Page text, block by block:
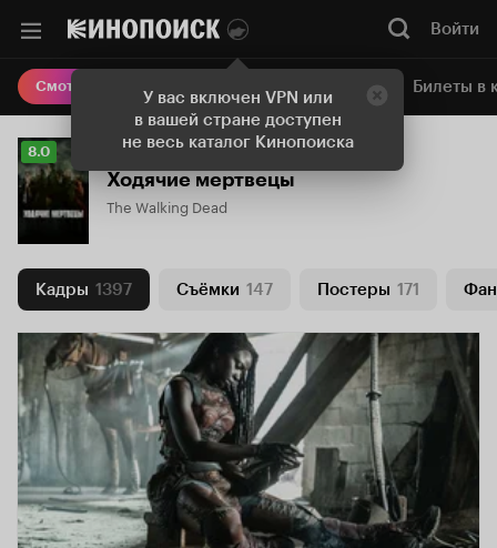
У вас включен VPN или
в вашей стране доступен
не весь каталог Кинопоиска
Войти
Смотреть кино Онлайн-кинотеатр Билеты в
Рейтинг
Кинопоиска
8.0
8.0
Ходячие мертвецы
The Walking Dead
Кадры 1397 Съёмки 147 Постеры 171